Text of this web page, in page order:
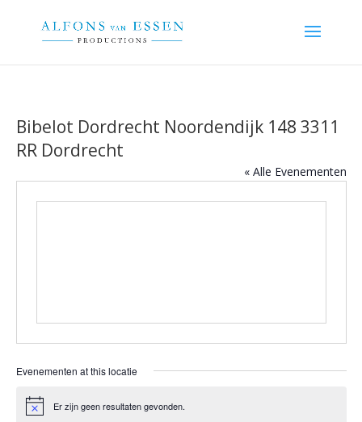
Bibelot Dordrecht Noordendijk 148 3311
RR Dordrecht
« Alle Evenementen
Evenementen at this locatie
Bericht Er zijn geen resultaten gevonden.